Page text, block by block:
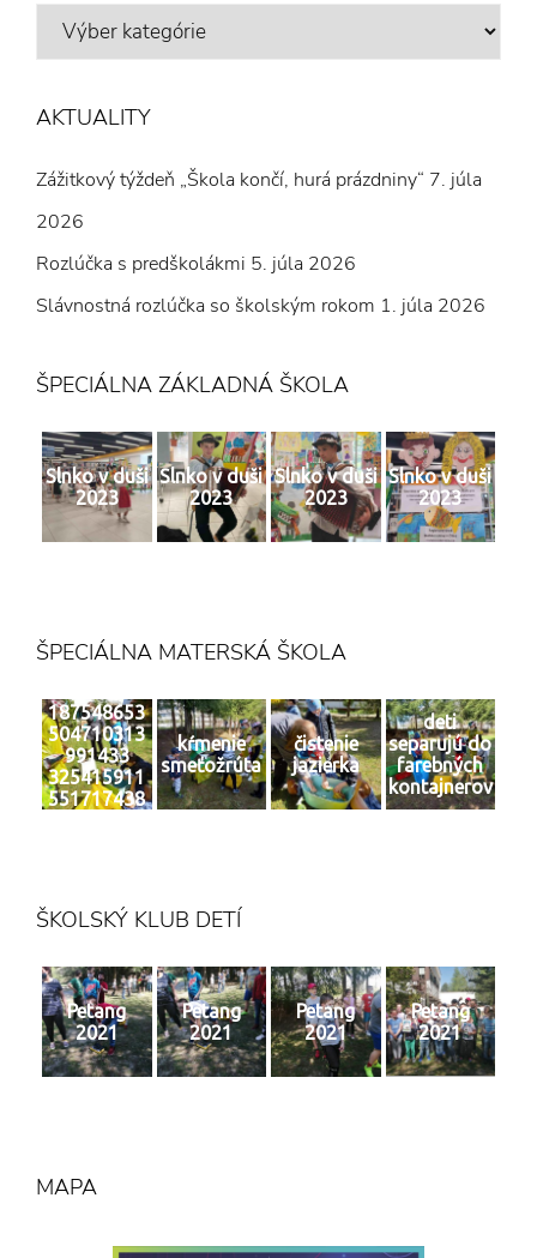
VÝBER
AKTUALITY
Zážitkový týždeň „Škola končí, hurá prázdniny“ 7. júla
2026
Rozlúčka s predškolákmi 5. júla 2026
Slávnostná rozlúčka so školským rokom 1. júla 2026
ŠPECIÁLNA ZÁKLADNÁ ŠKOLA
Slnko v duši
2023
Slnko v duši
2023
Slnko v duši
2023
Slnko v duši
2023
ŠPECIÁLNA MATERSKÁ ŠKOLA
187548653
504710313
991433
325415911
551717438
kŕmenie
smeťožrúta
čistenie
jazierka
deti
separujú do
farebných
kontajnerov
ŠKOLSKÝ KLUB DETÍ
Petang
2021
Petang
2021
Petang
2021
Petang
2021
MAPA